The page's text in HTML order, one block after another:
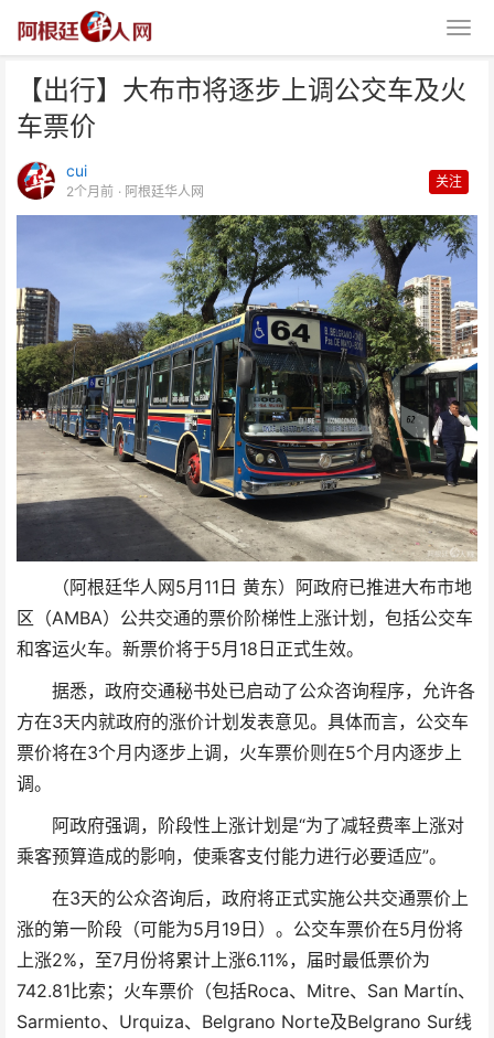
【出行】大布市将逐步上调公交车及火
车票价
cui
2个月前 · 阿根廷华人网
关注
（阿根廷华人网5月11日 黄东）阿政府已推进大布市地
区（AMBA）公共交通的票价阶梯性上涨计划，包括公交车
和客运火车。新票价将于5月18日正式生效。
据悉，政府交通秘书处已启动了公众咨询程序，允许各
方在3天内就政府的涨价计划发表意见。具体而言，公交车
票价将在3个月内逐步上调，火车票价则在5个月内逐步上
调。
阿政府强调，阶段性上涨计划是“为了减轻费率上涨对
乘客预算造成的影响，使乘客支付能力进行必要适应”。
在3天的公众咨询后，政府将正式实施公共交通票价上
涨的第一阶段（可能为5月19日）。公交车票价在5月份将
上涨2%，至7月份将累计上涨6.11%，届时最低票价为
742.81比索；火车票价（包括Roca、Mitre、San Martín、
Sarmiento、Urquiza、Belgrano Norte及Belgrano Sur线
【出行】大布市将逐步上调公交车
及火车票价